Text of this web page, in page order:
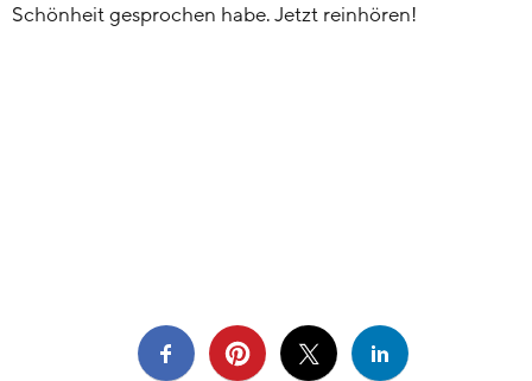
Schönheit gesprochen habe. Jetzt reinhören!